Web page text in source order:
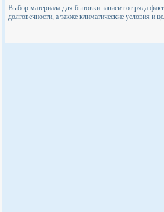
Выбор материала для бытовки зависит от ряда
долговечности, а также климатические условия и